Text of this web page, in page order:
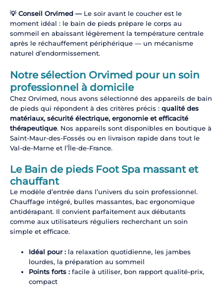
💡 Conseil Orvimed — Le soir avant le coucher est le
moment idéal : le bain de pieds prépare le corps au
sommeil en abaissant légèrement la température centrale
après le réchauffement périphérique — un mécanisme
naturel d’endormissement.
Notre sélection Orvimed pour un soin
professionnel à domicile
Chez Orvimed, nous avons sélectionné des appareils de bain
de pieds qui répondent à des critères précis : qualité des
matériaux, sécurité électrique, ergonomie et efficacité
thérapeutique. Nos appareils sont disponibles en boutique à
Saint-Maur-des-Fossés ou en livraison rapide dans tout le
Val-de-Marne et l’Île-de-France.
Le Bain de pieds Foot Spa massant et
chauffant
Le modèle d’entrée dans l’univers du soin professionnel.
Chauffage intégré, bulles massantes, bac ergonomique
antidérapant. Il convient parfaitement aux débutants
comme aux utilisateurs réguliers recherchant un soin
simple et efficace.
Idéal pour :la relaxation quotidienne, les jambes
lourdes, la préparation au sommeil
Points forts :facile à utiliser, bon rapport qualité-prix,
compact